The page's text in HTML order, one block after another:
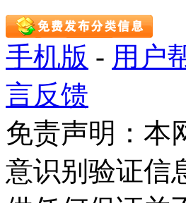
手机版 - 用户
言反馈
免责声明：本
意识别验证信